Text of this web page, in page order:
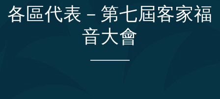
各區代表－第七屆客家福
音大會